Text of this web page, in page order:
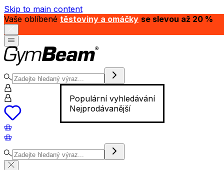
Skip to main content
Vaše oblíbené těstoviny a omáčky se slevou až 20 %
Populární vyhledávání
Nejprodávanější